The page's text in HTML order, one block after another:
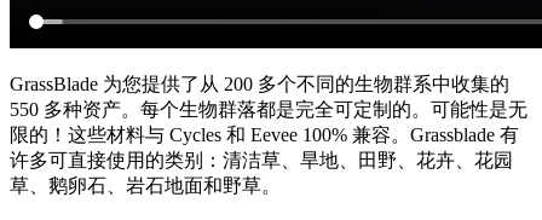
GrassBlade 为您提供了从 200 多个不同的生物群系中收集的
550 多种资产。每个生物群落都是完全可定制的。可能性是无
限的！这些材料与 Cycles 和 Eevee 100% 兼容。Grassblade 有
许多可直接使用的类别：清洁草、旱地、田野、花卉、花园
草、鹅卵石、岩石地面和野草。